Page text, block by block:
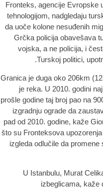
Fronteks, agencije Evropske
tehnologijom, nadgledaju
da uoče kolone nesuđenih
Grčka policija obavešava
vojska, a ne policija, i
Turskoj politici,
Granica je duga oko 206km
je reka. U 2010. godini
prošle godine taj broj pao na
izgradnju ograde da
pad od 2010. godine, kaže
što su Fronteksova
izgleda odlučile da
U Istanbulu, Murat
izbeglicama, kaže